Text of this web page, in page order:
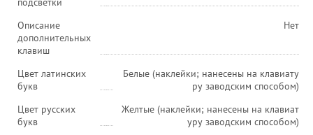
Описание
дополнительных
клавиш
Нет
Цвет латинских
букв
Белые (наклейки; нанесены на клавиату
ру заводским способом)
Цвет русских
букв
Желтые (наклейки; нанесены на клавиат
уру заводским способом)